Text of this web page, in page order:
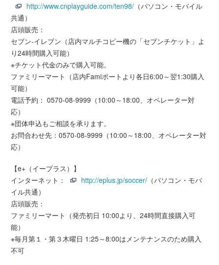
http://www.cnplayguide.com/ten98/ （パソコン・モバイル
共通）
店頭販売：
セブン-イレブン（店内マルチコピー機の「セブンチケット」よ
り24時間購入可能）
※チケット代金のみで購入可能。
ファミリーマート（店内Famiポートより各日6:00～翌1:30購入
可能）
電話予約： 0570-08-9999（10:00～18:00、オペレーター対
応）
※団体申込もご相談を承ります。
お問合わせ先：0570-08-9999（10:00～18:00、オペレーター対
応）
【e+（イープラス）】
インターネット：
http://eplus.jp/soccer/ （パソコン・モバ
イル共通）
店頭販売：
ファミリーマート（発売初日 10:00より、24時間直接購入可
能）
※毎月第１・第３木曜日 1:25～8:00はメンテナンスのため購入
不可